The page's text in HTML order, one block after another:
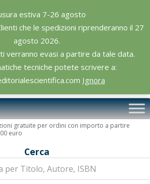
estiva 7-26 agosto
che le spedizioni riprenderanno il 27
agosto 2026.
verranno evasi a partire da tale data.
tecniche potete scrivere a:
Ignora
gratuite per ordini con importo a partire
euro
Cerca